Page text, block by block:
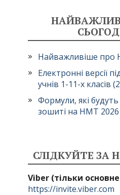
Найважливіше про
Електронні версії
учнів 1-11-х класів
Формули, які
зошиті на НМТ
СЛІДКУЙТЕ ЗА
Viber (тільки
https://invite.viber.com